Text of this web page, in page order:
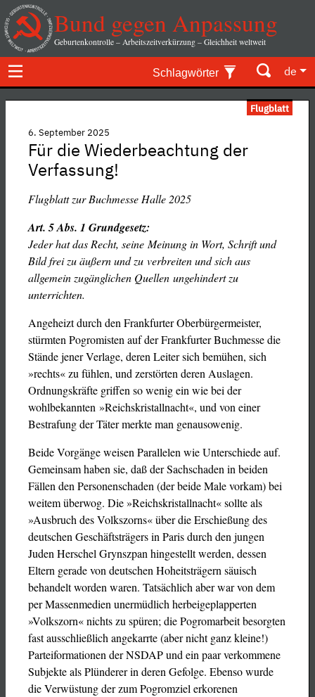
Bund gegen Anpassung
Geburtenkontrolle – Arbeitszeitverkürzung – Gleichheit weltweit
Schlagwörter de
Flugblatt
6. September 2025
Für die Wiederbeachtung der
Verfassung!
Flugblatt zur Buchmesse Halle 2025
Art. 5 Abs. 1 Grundgesetz:
Jeder hat das Recht, seineMeinung in Wort, Schrift und
Bild frei zu äußern und zu verbreiten und sich aus
allgemein zugänglichen Quellen ungehindert zu
unterrichten.
Angeheizt durch den Frankfurter Oberbürgermeister,
stürmten Pogromisten auf der Frankfurter Buchmesse die
Stände jener Verlage, deren Leiter sich bemühen, sich
»rechts« zu fühlen, und zerstörten deren Auslagen.
Ordnungskräfte griffen so wenig ein wie bei der
wohlbekannten »Reichskristallnacht«, und von einer
Bestrafung der Täter merkte man genausowenig.
Beide Vorgänge weisen Parallelen wie Unterschiede auf.
Gemeinsam haben sie, daß der Sachschaden in beiden
Fällen den Personenschaden (der beide Male vorkam) bei
weitem überwog. Die »Reichskristallnacht« sollte als
»Ausbruch des Volkszorns« über die Erschießung des
deutschen Geschäftsträgers in Paris durch den jungen
Juden Herschel Grynszpan hingestellt werden, dessen
Eltern gerade von deutschen Hoheitsträgern säuisch
behandelt worden waren. Tatsächlich aber war von dem
per Massenmedien unermüdlich herbeigeplapperten
»Volkszorn« nichts zu spüren; die Pogromarbeit besorgten
fast ausschließlich angekarrte (aber nicht ganz kleine!)
Parteiformationen der NSDAP und ein paar verkommene
Subjekte als Plünderer in deren Gefolge. Ebenso wurde
die Verwüstung der zum Pogromziel erkorenen